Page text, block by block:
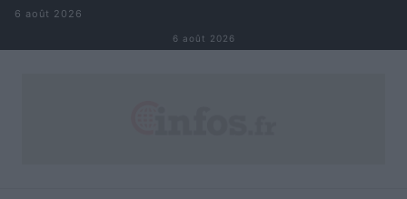
Aller au contenu
6 août 2026
6 août 2026